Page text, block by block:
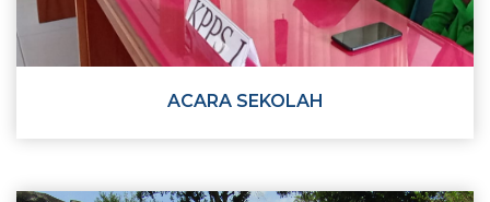
ACARA SEKOLAH